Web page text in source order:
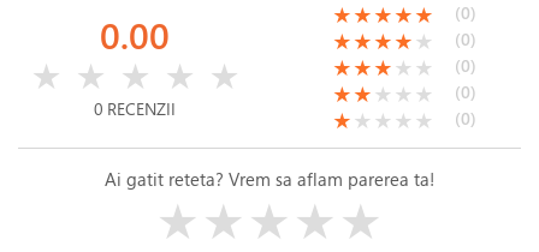
0.00
★ ★ ★ ★ ★
0 RECENZII
(*)
★(*)
★(*)
★(*)
★(*)
★ (0)
(*)
★(*)
★(*)
★(*)
★( )
★ (0)
(*)
★(*)
★(*)
★( )
★ ( )
★ (0)
(*)
★(*)
★( )
★ ( )
★ ( )
★ (0)
(*)
★( )
★ ( )
★ ( )
★ ( )
★ (0)
Ai gatit reteta? Vrem sa aflam parerea ta!
★★★★★